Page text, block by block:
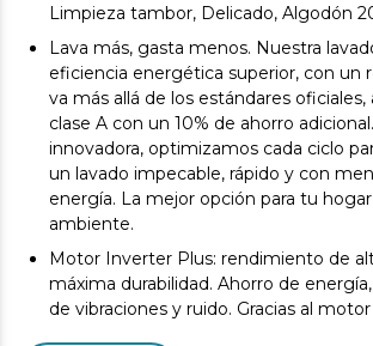
Limpieza tambor, Delicado, Algodón
Lava más, gasta menos. Nuestra
eficiencia energética superior, con un
va más allá de los estándares oficiales,
clase A con un 10% de ahorro
innovadora, optimizamos cada ciclo
un lavado impecable, rápido y con
energía. La mejor opción para tu
ambiente.
Motor Inverter Plus: rendimiento de
máxima durabilidad. Ahorro de
de vibraciones y ruido. Gracias al